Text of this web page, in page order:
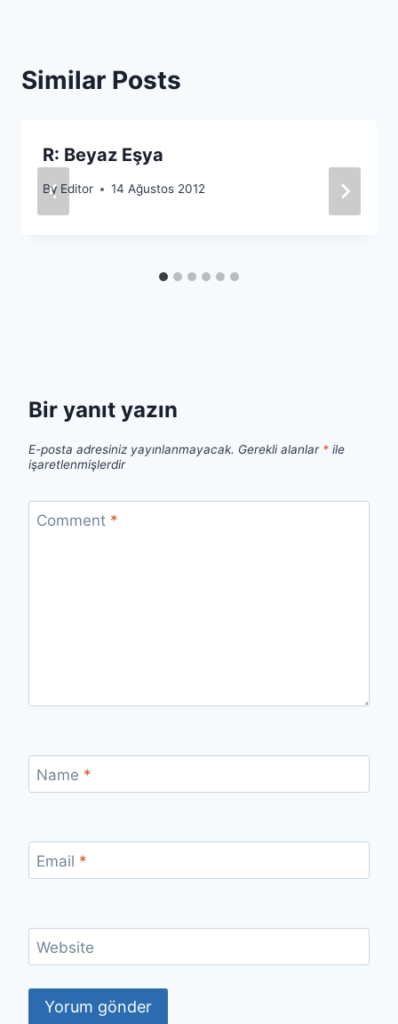
Similar Posts
R: Beyaz Eşya
By Editor 14 Ağustos 2012
Bir yanıt yazın
E-posta adresiniz yayınlanmayacak. Gerekli alanlar * ile
işaretlenmişlerdir
Comment *
Name *
Email *
Website